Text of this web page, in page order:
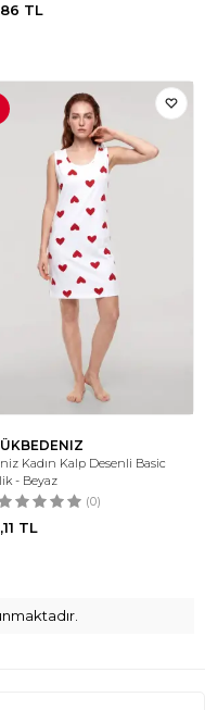
TL
Kadın Kalp Desenli Basic
- Beyaz
(0)
TL